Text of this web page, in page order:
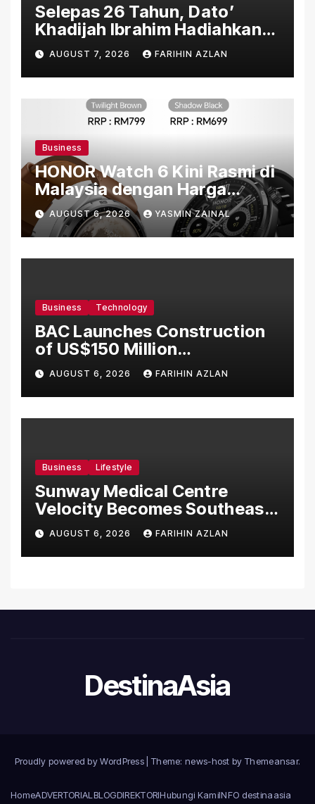
Selepas 26 Tahun, Dato’
Khadijah Ibrahim Hadiahkan
“Ibu Doa” sebagai Karya
Penuh Makna
AUGUST 7, 2026 FARIHIN AZLAN
Business
HONOR Watch 6 Kini Rasmi di
Malaysia dengan Harga
Bermula RM699
AUGUST 6, 2026 YASMIN ZAINAL
Business Technology
BAC Launches Construction
of US$150 Million
Manufacturing Facility in
Malaysia
AUGUST 6, 2026 FARIHIN AZLAN
Business Lifestyle
Sunway Medical Centre
Velocity Becomes Southeast
Asia’s First Hospital to
Introduce the Comprehensive
NORAV Clinical Management
AUGUST 6, 2026 FARIHIN AZLAN
DestinaAsia
Proudly powered by WordPress Theme: news-host by Themeansar.
HomeADVERTORIALBLOGDIREKTORIHubungi KamiINFO destinaasia